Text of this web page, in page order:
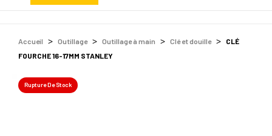
Accueil Outillage Outillage à main Clé et douille
CLÉ
FOURCHE 16-17MM STANLEY
Rupture De Stock